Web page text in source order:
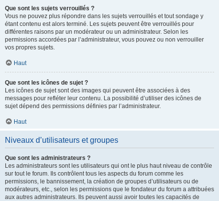
Que sont les sujets verrouillés ?
Vous ne pouvez plus répondre dans les sujets verrouillés et tout sondage y
étant contenu est alors terminé. Les sujets peuvent être verrouillés pour
différentes raisons par un modérateur ou un administrateur. Selon les
permissions accordées par l’administrateur, vous pouvez ou non verrouiller
vos propres sujets.
Haut
Que sont les icônes de sujet ?
Les icônes de sujet sont des images qui peuvent être associées à des
messages pour refléter leur contenu. La possibilité d’utiliser des icônes de
sujet dépend des permissions définies par l’administrateur.
Haut
Niveaux d’utilisateurs et groupes
Que sont les administrateurs ?
Les administrateurs sont les utilisateurs qui ont le plus haut niveau de contrôle
sur tout le forum. Ils contrôlent tous les aspects du forum comme les
permissions, le bannissement, la création de groupes d’utilisateurs ou de
modérateurs, etc., selon les permissions que le fondateur du forum a attribuées
aux autres administrateurs. Ils peuvent aussi avoir toutes les capacités de